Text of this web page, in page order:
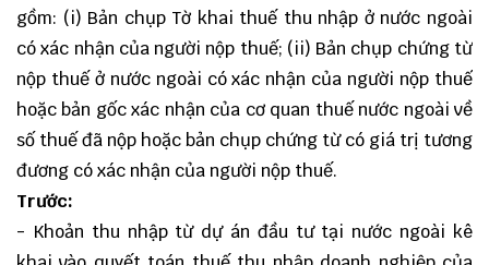
gồm: (i) Bản chụp Tờ khai thuế thu nhập ở nước ngoài
có xác nhận của người nộp thuế; (ii) Bản chụp chứng từ
nộp thuế ở nước ngoài có xác nhận của người nộp thuế
hoặc bản gốc xác nhận của cơ quan thuế nước ngoài về
số thuế đã nộp hoặc bản chụp chứng từ có giá trị tương
đương có xác nhận của người nộp thuế.
Trước:
- Khoản thu nhập từ dự án đầu tư tại nước ngoài kê